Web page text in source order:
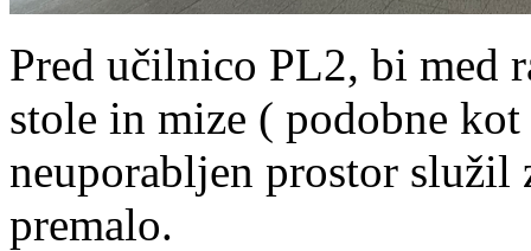
Pred učilnico PL2, bi med
stole in mize ( podobne
neuporabljen prostor služil
premalo.